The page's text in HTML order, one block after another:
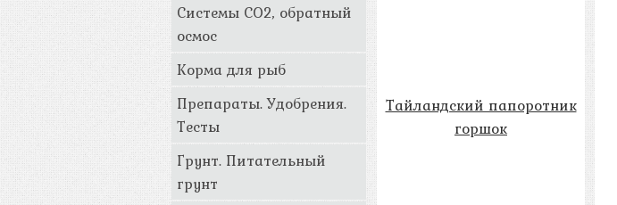
Системы CO2, обратный
осмос
Корма для рыб
Препараты. Удобрения.
Тесты
Грунт. Питательный
грунт
Тайландский папоротник
горшок